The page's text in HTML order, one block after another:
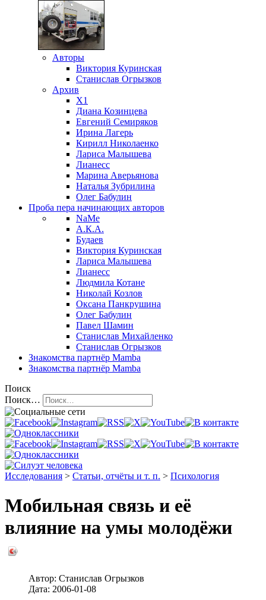
Авторы
Виктория Куринская
Станислав Огрызков
Архив
X1
Диана Козинцева
Евгений Семиряков
Ирина Лагерь
Кирилл Николаенко
Лариса Малышева
Лианесс
Марина Аверьянова
Наталья Зубрилина
Олег Бабулин
Проба пера начинающих авторов
NaMe
А.К.А.
Будаев
Виктория Куринская
Лариса Малышева
Лианесс
Людмила Котане
Николай Козлов
Оксана Панкрушина
Олег Бабулин
Павел Шамин
Станислав Михайленко
Станислав Огрызков
Знакомства партнёр Mamba
Знакомства партнёр Mamba
Поиск
Поиск…
Исследования > Статьи, отчёты и т. п. > Психология
Мобильная связь и её
влияние на умы молодёжи
Автор: Станислав Огрызков
Дата: 2006-01-08